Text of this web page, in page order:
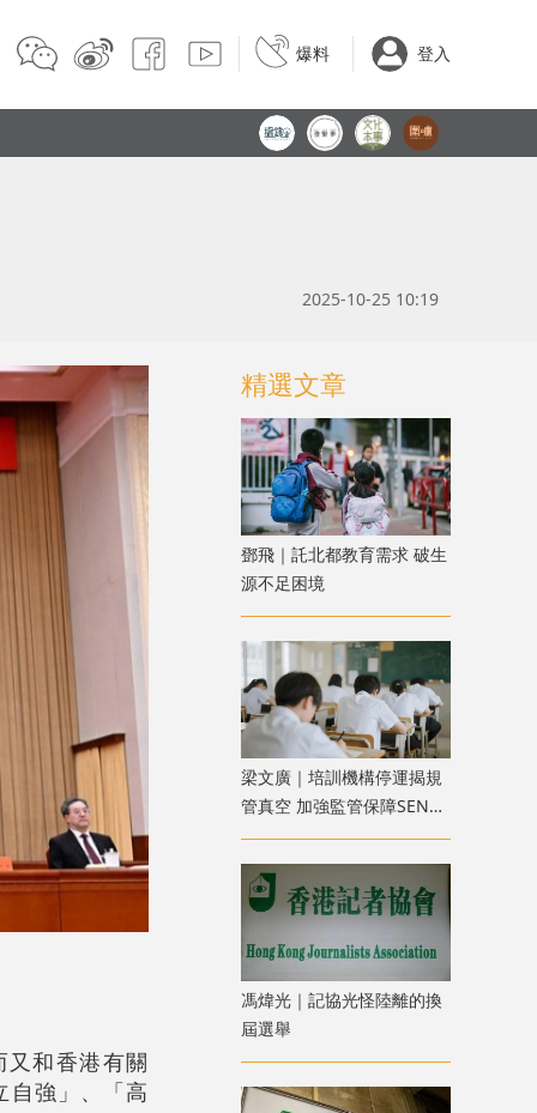
爆料 登入
2025-10-25 10:19
和香港有關
自強」、「高
精選文章
鄧飛｜託北都教育需求 破生
源不足困境
​梁文廣｜培訓機構停運揭規
管真空 加強監管保障SEN兒
童權益
馮煒光｜記協光怪陸離的換
屆選舉